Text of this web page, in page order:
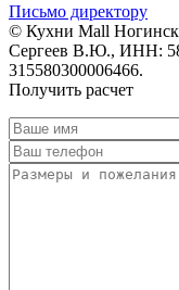
Письмо директору
© Кухни Mall
Сергеев В.Ю., ИНН:
315580300006466.
Получить расчет